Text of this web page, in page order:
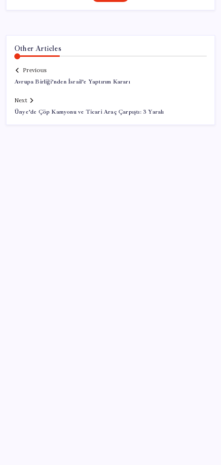
Other Articles
Previous
Avrupa Birliği’nden İsrail’e Yaptırım Kararı
Next
Ünye’de Çöp Kamyonu ve Ticari Araç Çarpıştı: 3 Yaralı